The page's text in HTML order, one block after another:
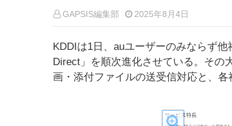
GAPSIS編集部 2025年8月4日
KDDIは1日、auユーザーのみならず
Direct」を順次進化させている。その
画・添付ファイルの送受信対応と、各